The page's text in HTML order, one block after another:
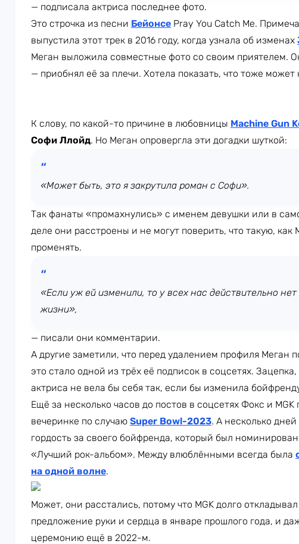
— подписала актриса последнее фото.
Это строчка из песни Бейонсе Pray You Catch Me.
выпустила этот трек в 2016 году, когда узнала об изменах
Меган выложила совместные фото со своим приятелем.
— приобнял её за плечи. Хотела показать, что тоже
К слову, по какой-то причине в любовницы Machine Gun
Софи Ллойд. Но Меган опровергла эти догадки шуткой:
«Может быть, это я закрутила роман с Софи».
Так фанаты «промахнулись» с именем девушки или в
деле они расстроены и не могут поверить, что такую,
променять.
«Если уж ей изменили, то у всех нас действительно
жизни»,
— писали они комментарии.
А другие заметили, что перед удалением профиля Меган
это стало одной из трёх её подписок в соцсетях.
актриса не вела бы себя так, если бы изменила
Ещё за несколько часов до постов в соцсетях Фокс и
вечеринке по случаю Super Bowl-2023. А несколько
гордость за своего бойфренда, который был
«Лучший рок-альбом». Между влюблёнными всегда была
на одной волне.
Может, они расстались, потому что MGK долго
предложение руки и сердца в январе прошлого года, и
церемонию ещё в 2022-м.